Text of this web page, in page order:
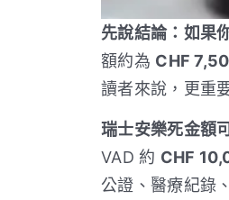
先說結論：如果
額約為 CHF
讀者來說，更重
瑞士安樂死金額
VAD 約 CHF
公證、醫療紀錄